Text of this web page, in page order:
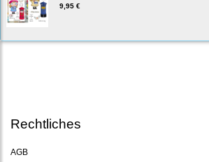
9,95 €
Rechtliches
AGB